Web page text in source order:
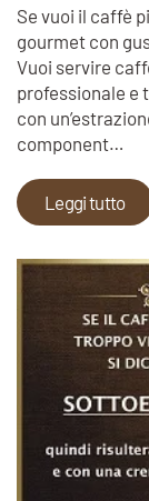
Se vuoi il caffè
gourmet con
Vuoi servire
professionale e
con
component…
Leggi tutto